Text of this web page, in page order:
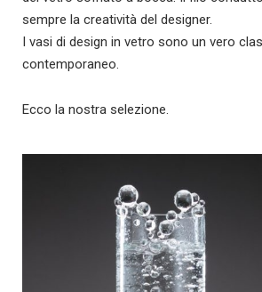
sempre la creatività del designer.
I vasi di design in vetro sono un vero
contemporaneo.
Ecco la nostra selezione.